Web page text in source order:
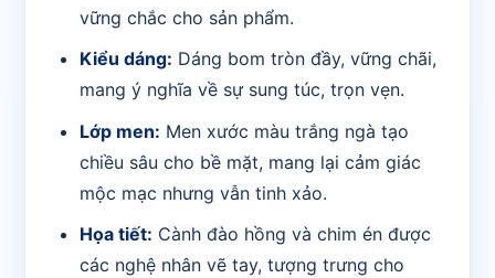
vững chắc cho sản phẩm.
Kiểu dáng: Dáng bom tròn đầy, vững chãi,
mang ý nghĩa về sự sung túc, trọn vẹn.
Lớp men: Men xước màu trắng ngà tạo
chiều sâu cho bề mặt, mang lại cảm giác
mộc mạc nhưng vẫn tinh xảo.
Họa tiết: Cành đào hồng và chim én được
các nghệ nhân vẽ tay, tượng trưng cho